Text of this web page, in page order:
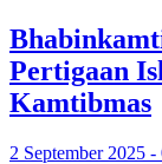
Pertigaan
Kamtibmas
2 September 2025